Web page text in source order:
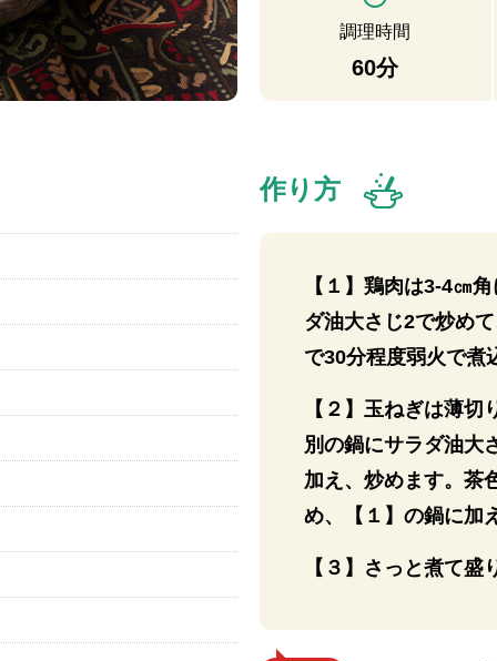
調理時間
60分
作り方
【１】鶏肉は3-4㎝
ダ油大さじ2で炒め
で30分程度弱火で煮
【２】玉ねぎは薄
別の鍋にサラダ油大
加え、炒めます。茶
め、【１】の鍋に加
【３】さっと煮て